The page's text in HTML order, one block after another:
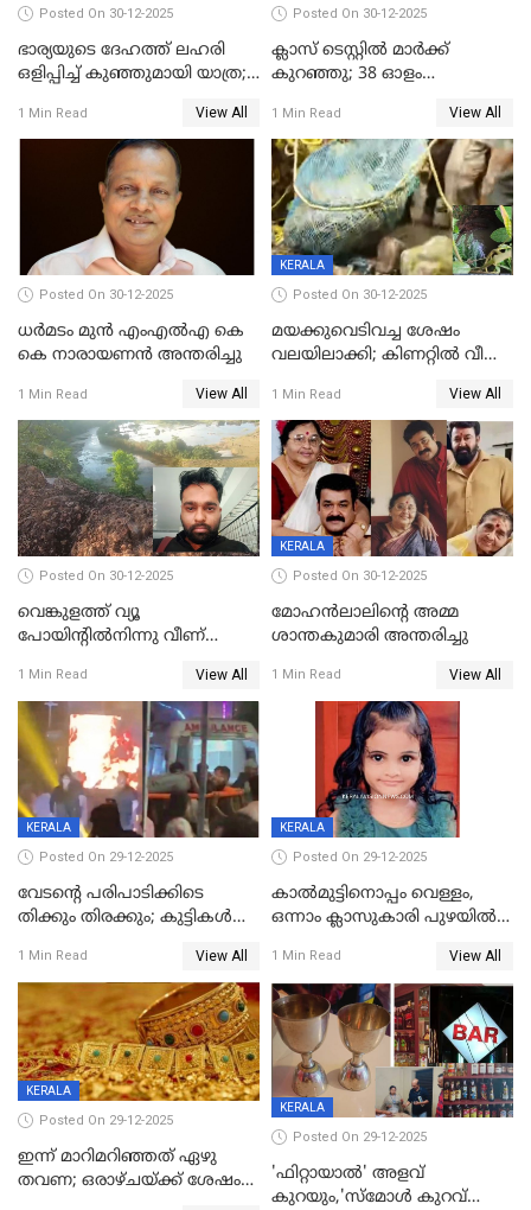
Posted On 30-12-2025
ഭാര്യയുടെ ദേഹത്ത് ലഹരി
ഒളിപ്പിച്ച് കുഞ്ഞുമായി യാത്ര;
പിടികൂടി പൊലീസ്
1 Min Read View All
Posted On 30-12-2025
ക്ലാസ് ടെസ്റ്റിൽ മാർക്ക്
കുറഞ്ഞു; 38 ഓളം
സെന്ററിലെ അധ്യാപകന്‍
മർദിച്ചതായി പരാതി
1 Min Read View All
Posted On 30-12-2025
ധർമടം മുൻ എംഎല്‍എ കെ
കെ നാരായണന്‍ അന്തരിച്ചു
1 Min Read View All
KERALA
Posted On 30-12-2025
മയക്കുവെടിവച്ച ശേഷം
വലയിലാക്കി; കിണറ്റിൽ വീണ
1 Min Read View All
Posted On 30-12-2025
വെങ്കുളത്ത് വ്യൂ
പോയിന്റിൽനിന്നു വീണ്
1 Min Read View All
KERALA
Posted On 30-12-2025
മോഹന്‍ലാലിന്‍റെ അമ്മ
ശാന്തകുമാരി അന്തരിച്ചു
1 Min Read View All
KERALA
Posted On 29-12-2025
വേടന്റെ പരിപാടിക്കിടെ
തിക്കും തിരക്കും; കുട്ടികള്‍
പരിക്ക്; പാളം മറികടന്ന
യുവാവ് ട്രെയിന്‍ തട്ടി മരിച്ചു
1 Min Read View All
KERALA
Posted On 29-12-2025
കാൽമുട്ടിനൊപ്പം വെള്ളം,
ഒന്നാം ക്ലാസുകാരി പുഴയിൽ
കുട്ടികൾക്കൊപ്പം
കളിക്കുന്നതിനിടെ
1 Min Read View All
KERALA
Posted On 29-12-2025
ഇന്ന് മാറിമറിഞ്ഞത് ഏഴു
തവണ; ഒരാഴ്ചയ്ക്ക് ശേഷം
KERALA
Posted On 29-12-2025
'ഫിറ്റായാൽ' അളവ്
കുറയും,'സ്‌മോൾ കുറവ്